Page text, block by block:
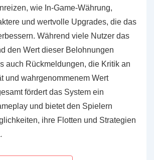
wie In-Game-Währung,
und wertvolle Upgrades, die das
Während viele Nutzer das
den Wert dieser Belohnungen
auch Rückmeldungen, die Kritik an
und wahrgenommenem Wert
fördert das System ein
und bietet den Spielern
ihre Flotten und Strategien